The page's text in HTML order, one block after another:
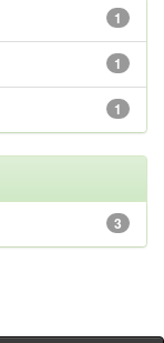
1
1
1
3